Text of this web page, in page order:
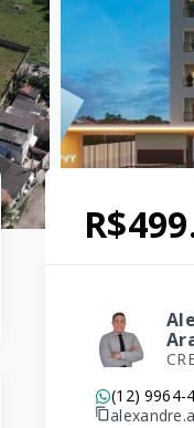
(12) 9964-